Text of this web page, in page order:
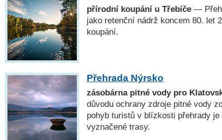
přírodní koupání u Třebíče —
jako retenční nádrž koncem 80. let
koupání.
Přehrada Nýrsko
zásobárna pitné vody pro
důvodu ochrany zdroje pitné vody
pohyb turistů v blízkosti přehrady je
vyznačené trasy.